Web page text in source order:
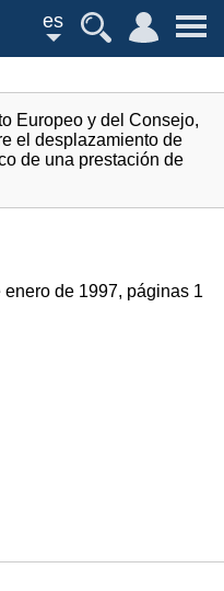
es
Europeo y del Consejo,
el desplazamiento de
de una prestación de
enero de 1997, páginas 1